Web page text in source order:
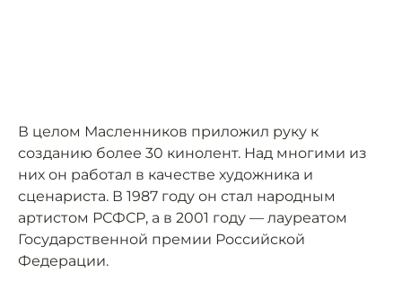
В целом Масленников приложил руку к
созданию более 30 кинолент. Над многими из
них он работал в качестве художника и
сценариста. В 1987 году он стал народным
артистом РСФСР, а в 2001 году — лауреатом
Государственной премии Российской
Федерации.